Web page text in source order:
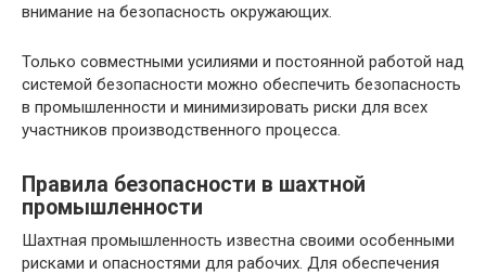
внимание на безопасность окружающих.
Только совместными усилиями и постоянной работой над
системой безопасности можно обеспечить безопасность
в промышленности и минимизировать риски для всех
участников производственного процесса.
Правила безопасности в шахтной
промышленности
Шахтная промышленность известна своими особенными
рисками и опасностями для рабочих. Для обеспечения